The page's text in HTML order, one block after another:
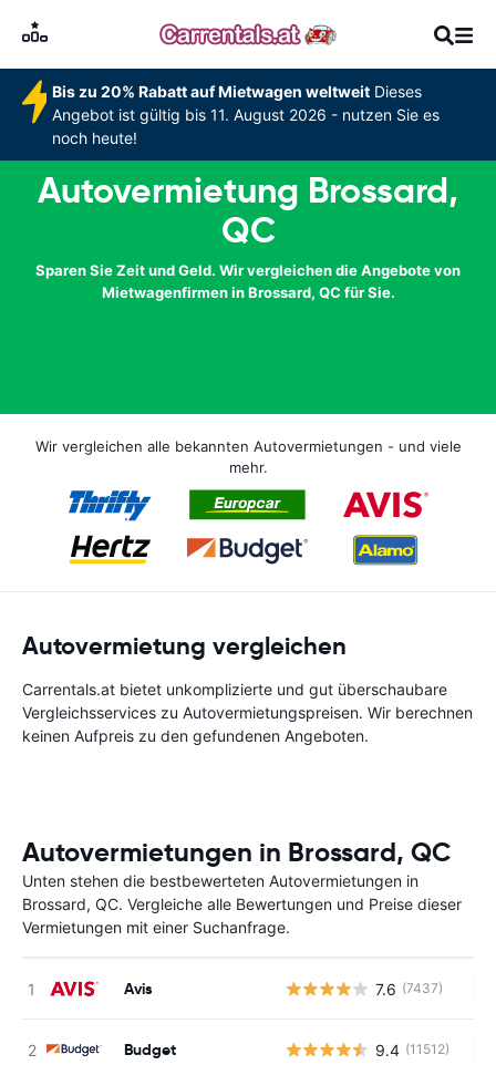
Bis zu 20% Rabatt auf Mietwagen weltweitDieses
Angebot ist gültig bis 11. August 2026 - nutzen Sie es
noch heute!
Autovermietung Brossard,
QC
Sparen Sie Zeit und Geld. Wir vergleichen die Angebote von
Mietwagenfirmen in Brossard, QC für Sie.
Wir vergleichen alle bekannten Autovermietungen - und viele
mehr.
Autovermietung vergleichen
Carrentals.at bietet unkomplizierte und gut überschaubare
Vergleichsservices zu Autovermietungspreisen. Wir berechnen
keinen Aufpreis zu den gefundenen Angeboten.
Autovermietungen in Brossard, QC
Unten stehen die bestbewerteten Autovermietungen in
Brossard, QC. Vergleiche alle Bewertungen und Preise dieser
Vermietungen mit einer Suchanfrage.
Avis 7.6 (7437)
Budget 9.4 (11512)